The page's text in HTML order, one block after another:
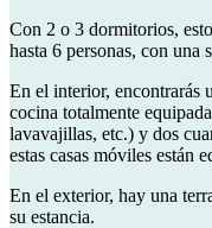
Con 2 o 3 dormitorios,
hasta 6 personas, con
En el interior, encontrarás
cocina totalmente
lavavajillas, etc.) y dos
estas casas móviles están
En el exterior, hay una
su estancia.